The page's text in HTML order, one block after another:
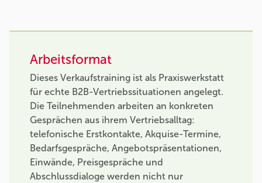
Arbeitsformat
Dieses Verkaufstraining ist als Praxiswerkstatt
für echte B2B-Vertriebssituationen angelegt.
Die Teilnehmenden arbeiten an konkreten
Gesprächen aus ihrem Vertriebsalltag:
telefonische Erstkontakte, Akquise-Termine,
Bedarfsgespräche, Angebotspräsentationen,
Einwände, Preisgespräche und
Abschlussdialoge werden nicht nur